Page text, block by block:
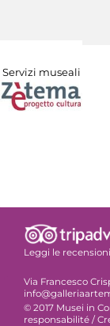
Servizi museali
Leggi le
Via Francesco
© 2017 Musei in
responsabilité /